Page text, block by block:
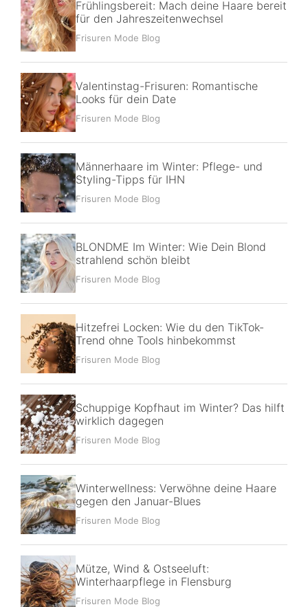
Frühlingsbereit: Mach deine Haare bereit
für den Jahreszeitenwechsel
Frisuren Mode Blog
Valentinstag-Frisuren: Romantische
Looks für dein Date
Frisuren Mode Blog
Männerhaare im Winter: Pflege- und
Styling-Tipps für IHN
Frisuren Mode Blog
BLONDME Im Winter: Wie Dein Blond
strahlend schön bleibt
Frisuren Mode Blog
Hitzefrei Locken: Wie du den TikTok-
Trend ohne Tools hinbekommst
Frisuren Mode Blog
Schuppige Kopfhaut im Winter? Das hilft
wirklich dagegen
Frisuren Mode Blog
Winterwellness: Verwöhne deine Haare
gegen den Januar-Blues
Frisuren Mode Blog
Mütze, Wind & Ostseeluft:
Winterhaarpflege in Flensburg
Frisuren Mode Blog